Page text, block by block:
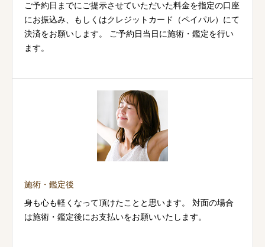
ご予約日までにご提示させていただいた料金を指定の口座
にお振込み、もしくはクレジットカード（ペイパル）にて
決済をお願いします。 ご予約日当日に施術・鑑定を行い
ます。
施術・鑑定後
身も心も軽くなって頂けたことと思います。 対面の場合
は施術・鑑定後にお支払いをお願いいたします。